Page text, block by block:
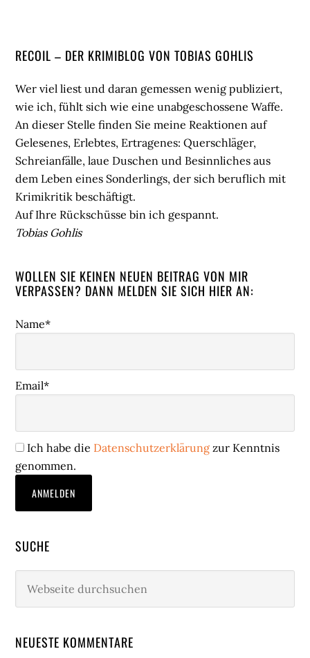
Seitenspalte
RECOIL – DER KRIMIBLOG VON TOBIAS GOHLIS
Wer viel liest und daran gemessen wenig publiziert,
wie ich, fühlt sich wie eine unabgeschossene Waffe.
An dieser Stelle finden Sie meine Reaktionen auf
Gelesenes, Erlebtes, Ertragenes: Querschläger,
Schreianfälle, laue Duschen und Besinnliches aus
dem Leben eines Sonderlings, der sich beruflich mit
Krimikritik beschäftigt.
Auf Ihre Rückschüsse bin ich gespannt.
Tobias Gohlis
WOLLEN SIE KEINEN NEUEN BEITRAG VON MIR
VERPASSEN? DANN MELDEN SIE SICH HIER AN:
Name*
Email*
Ich habe die Datenschutzerklärung zur Kenntnis
genommen.
SUCHE
durchsuchen
NEUESTE KOMMENTARE